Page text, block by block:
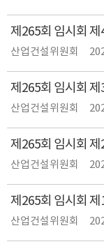
제265회 임시회 제
산업건설위원회
제265회 임시회 제
산업건설위원회
제265회 임시회 제
산업건설위원회
제265회 임시회 제
산업건설위원회